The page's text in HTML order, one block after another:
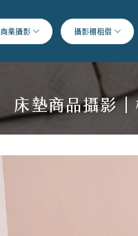
商業攝影 攝影棚租借
床墊商品攝影